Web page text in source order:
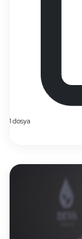
1 dosya